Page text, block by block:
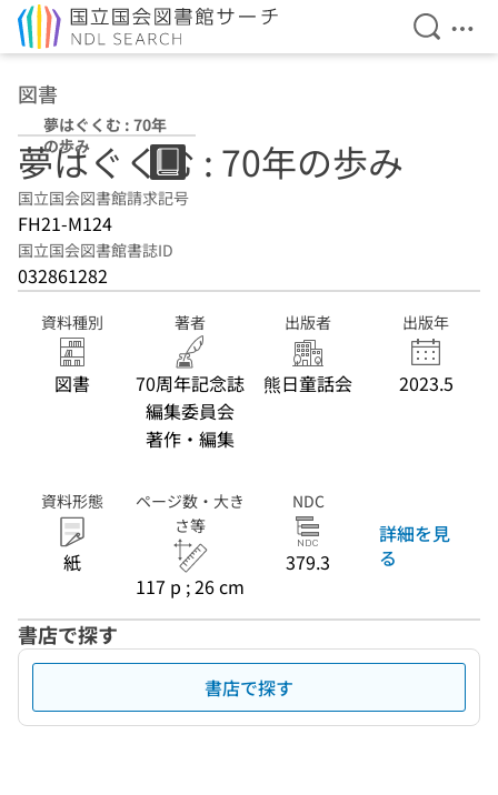
検索を
メ
図書
夢はぐくむ : 70年
の歩み
夢はぐくむ : 70年の歩み
国立国会図書館請求記号
FH21-M124
国立国会図書館書誌ID
032861282
資料種別
図書
著者
70周年記念誌
編集委員会
著作・編集
出版者
熊日童話会
出版年
2023.5
資料形態
紙
ページ数・大き
さ等
117 p ; 26 cm
NDC
379.3
詳細を見
る
書店で探す
書店で探す